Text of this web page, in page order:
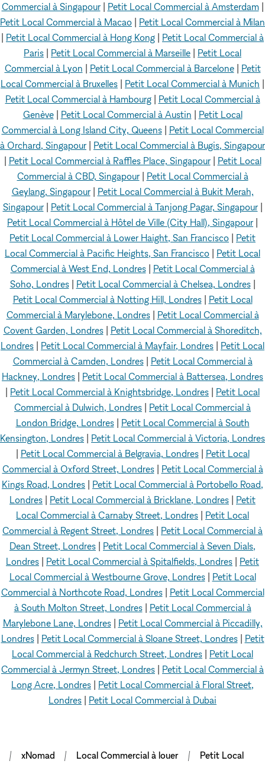
Commercial à Singapour| Petit Local Commercial à Amsterdam|
Petit Local Commercial à Macao
Petit Local Commercial à Milan
Petit Local Commercial à Hong Kong
Petit Local Commercial à
Paris
Petit Local Commercial à Marseille
Petit Local
Commercial à Lyon
Petit Local Commercial à Barcelone| Petit
Local Commercial à Bruxelles
Petit Local Commercial à Munich
Petit Local Commercial à Hambourg| Petit Local Commercial à
Genève| Petit Local Commercial à Austin
Petit Local
Commercial à Long Island City, Queens| Petit Local Commercial
à Orchard, Singapour
Petit Local Commercial à Bugis, Singapour
Petit Local Commercial à Raffles Place, Singapour| Petit Local
Commercial à CBD, Singapour| Petit Local Commercial à
Geylang, Singapour| Petit Local Commercial à Bukit Merah,
Singapour| Petit Local Commercial à Tanjong Pagar, Singapour|
Petit Local Commercial à Hôtel de Ville (City Hall), Singapour
Petit Local Commercial à Lower Haight, San Francisco
Petit
Local Commercial à Pacific Heights, San Francisco
Petit Local
Commercial à West End, Londres| Petit Local Commercial à
Soho, Londres| Petit Local Commercial à Chelsea, Londres|
Petit Local Commercial à Notting Hill, Londres| Petit Local
Commercial à Marylebone, Londres| Petit Local Commercial à
Covent Garden, Londres| Petit Local Commercial à Shoreditch,
Londres
Petit Local Commercial à Mayfair, Londres
Petit Local
Commercial à Camden, Londres| Petit Local Commercial à
Hackney, Londres
Petit Local Commercial à Battersea, Londres
Petit Local Commercial à Knightsbridge, Londres
Petit Local
Commercial à Dulwich, Londres
Petit Local Commercial à
London Bridge, Londres| Petit Local Commercial à South
Kensington, Londres
Petit Local Commercial à Victoria, Londres
Petit Local Commercial à Belgravia, Londres| Petit Local
Commercial à Oxford Street, Londres| Petit Local Commercial à
Kings Road, Londres
Petit Local Commercial à Portobello Road,
Londres
Petit Local Commercial à Bricklane, Londres
Petit
Local Commercial à Carnaby Street, Londres
Petit Local
Commercial à Regent Street, Londres
Petit Local Commercial à
Dean Street, Londres
Petit Local Commercial à Seven Dials,
Londres
Petit Local Commercial à Spitalfields, Londres
Petit
Local Commercial à Westbourne Grove, Londres| Petit Local
Commercial à Northcote Road, Londres| Petit Local Commercial
à South Molton Street, Londres| Petit Local Commercial à
Marylebone Lane, Londres| Petit Local Commercial à Piccadilly,
Londres| Petit Local Commercial à Sloane Street, Londres| Petit
Local Commercial à Redchurch Street, Londres
Petit Local
Commercial à Jermyn Street, Londres
Petit Local Commercial à
Long Acre, Londres
Petit Local Commercial à Floral Street,
Londres
Petit Local Commercial à Dubai
xNomad Local Commercial à louer Petit Local